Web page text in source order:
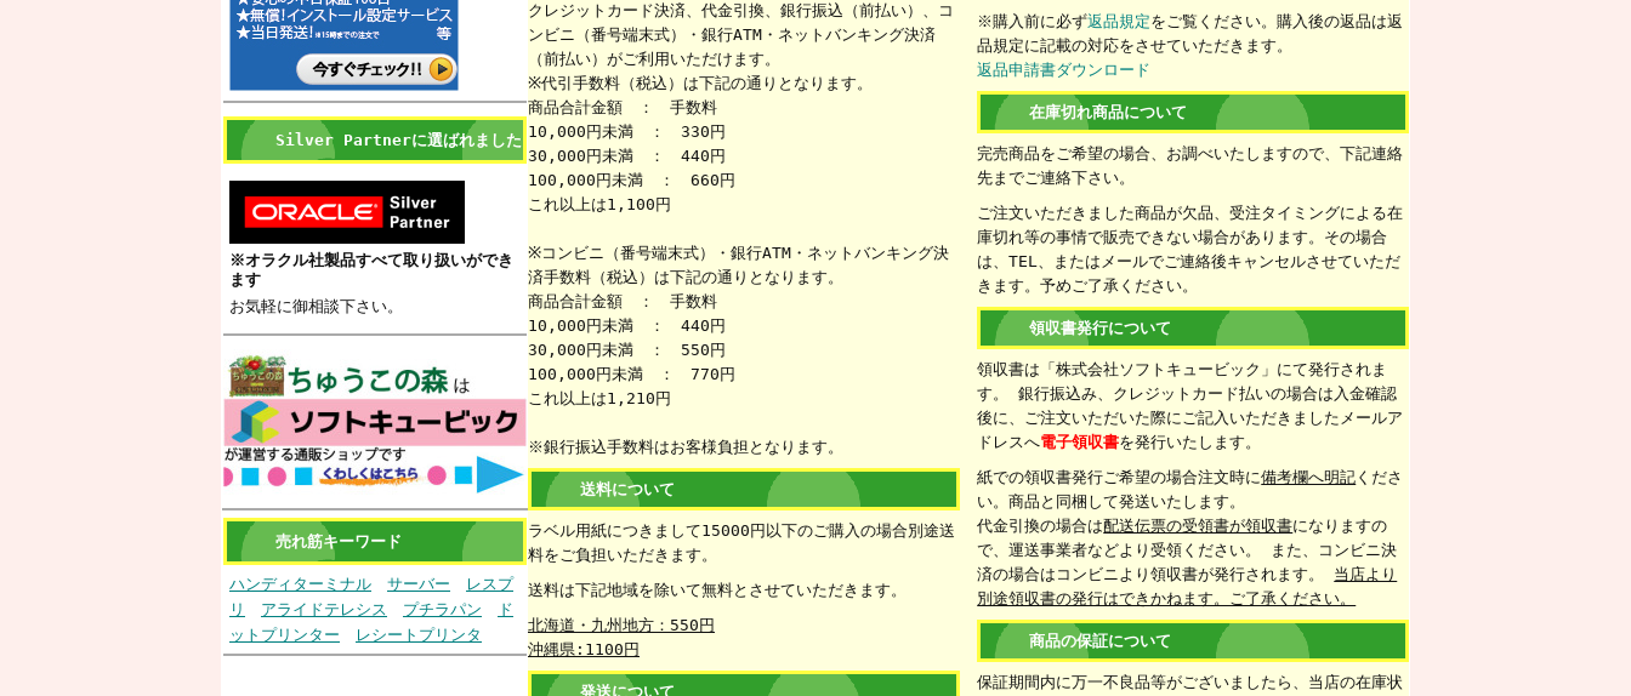
Silver Partnerに選ばれました
※オラクル社製品すべて取り扱いができ
ます
お気軽に御相談下さい。
売れ筋キーワード
ハンディターミナル サーバー
レスプ
リ
アライドテレシス プチラパン
ド
ットプリンター
レシートプリンタ
クレジットカード決済、代金引換、銀行振込（前払い）、コ
ンビニ（番号端末式）・銀行ATM・ネットバンキング決済
（前払い）がご利用いただけます。
※代引手数料（税込）は下記の通りとなります。
商品合計金額 ： 手数料
10,000円未満 ： 330円
30,000円未満 ： 440円
100,000円未満 ： 660円
これ以上は1,100円
※コンビニ（番号端末式）・銀行ATM・ネットバンキング決
済手数料（税込）は下記の通りとなります。
商品合計金額 ： 手数料
10,000円未満 ： 440円
30,000円未満 ： 550円
100,000円未満 ： 770円
これ以上は1,210円
※銀行振込手数料はお客様負担となります。
送料について
ラベル用紙につきまして15000円以下のご購入の場合別途送
料をご負担いただきます。
送料は下記地域を除いて無料とさせていただきます。
北海道・九州地方：550円
沖縄県:1100円
発送について
※購入前に必ず返品規定をご覧ください。購入後の返品は返
品規定に記載の対応をさせていただきます。
返品申請書ダウンロード
在庫切れ商品について
完売商品をご希望の場合、お調べいたしますので、下記連絡
先までご連絡下さい。
ご注文いただきました商品が欠品、受注タイミングによる在
庫切れ等の事情で販売できない場合があります。その場合
は、TEL、またはメールでご連絡後キャンセルさせていただ
きます。予めご了承ください。
領収書発行について
領収書は「株式会社ソフトキュービック」にて発行されま
す。 銀行振込み、クレジットカード払いの場合は入金確認
後に、ご注文いただいた際にご記入いただきましたメールア
ドレスへ電子領収書を発行いたします。
紙での領収書発行ご希望の場合注文時に備考欄へ明記 くださ
い。商品と同梱して発送いたします。
代金引換の場合は配送伝票の受領書が領収書になりますの
で、運送事業者などより受領ください。 また、コンビニ決
済の場合はコンビニより領収書が発行されます。 当店より
別途領収書の発行はできかねます。ご了承ください。
商品の保証について
保証期間内に万一不良品等がございましたら、当店の在庫状